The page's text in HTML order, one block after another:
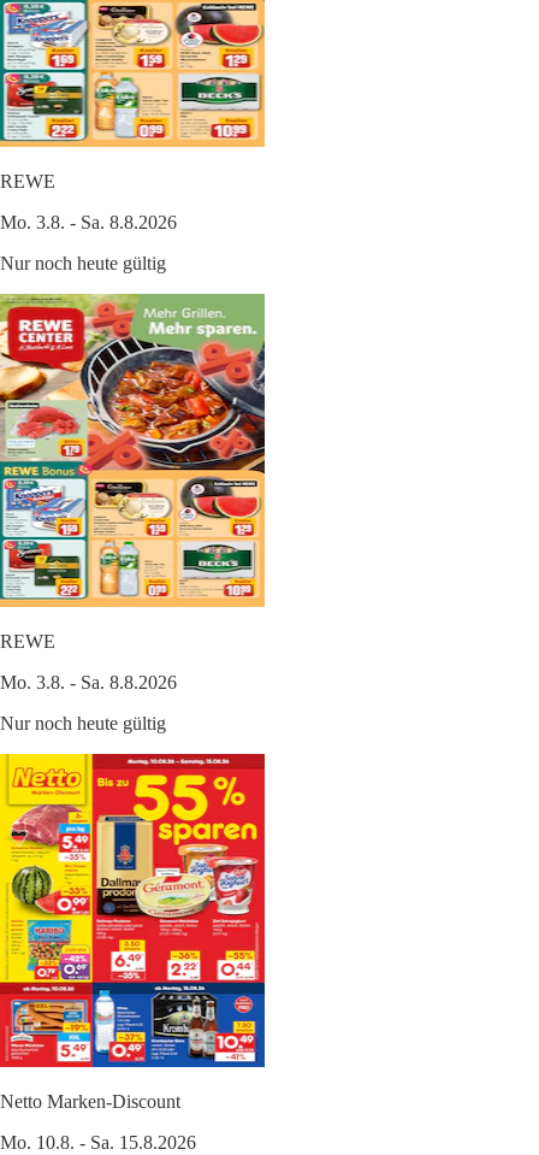
REWE
Mo. 3.8. - Sa. 8.8.2026
Nur noch heute gültig
REWE
Mo. 3.8. - Sa. 8.8.2026
Nur noch heute gültig
Netto Marken-Discount
Mo. 10.8. - Sa. 15.8.2026